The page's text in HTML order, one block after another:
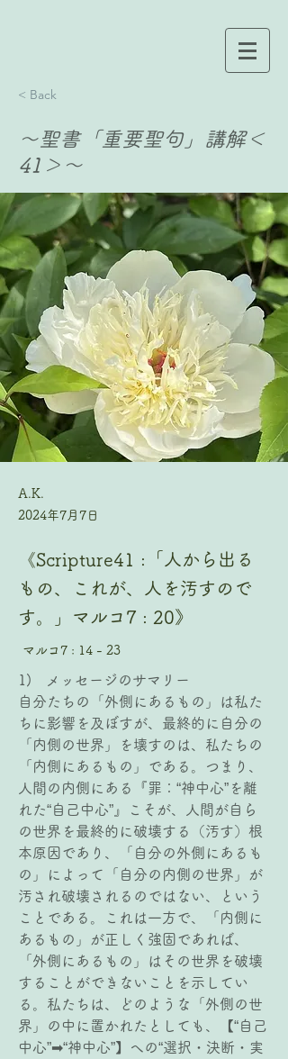
< Back
〜聖書「重要聖句」講解＜
41＞〜
A.K.
2024年7月7日
《Scripture41 :「人から出る
もの、これが、人を汚すので
す。」マルコ7 : 20》
マルコ7 : 14 - 23
1)   メッセージのサマリー
自分たちの「外側にあるもの」は私た
ちに影響を及ぼすが、最終的に自分の
「内側の世界」を壊すのは、私たちの
「内側にあるもの」である。つまり、
人間の内側にある『罪：“神中心”を離
れた“自己中心”』こそが、人間が自ら
の世界を最終的に破壊する（汚す）根
本原因であり、「自分の外側にあるも
の」によって「自分の内側の世界」が
汚され破壊されるのではない、という
ことである。これは一方で、「内側に
あるもの」が正しく強固であれば、
「外側にあるもの」はその世界を破壊
することができないことを示してい
る。私たちは、どのような「外側の世
界」の中に置かれたとしても、【“自己
中心”➡“神中心”】への“選択・決断・実